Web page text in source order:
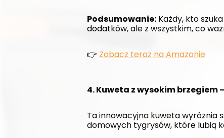
Podsumowanie: Każdy, kto
dodatków, ale z wszystkim, co
👉 Zobacz teraz na Amazonie
4. Kuweta z wysokim brzegiem
Ta innowacyjna kuweta wyróżnia
domowych tygrysów, które lubią